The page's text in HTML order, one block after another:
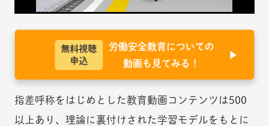
無料視聴
申込
労働安全教育についての
動画も見てみる！
指差呼称をはじめとした教育動画コンテンツは500
以上あり、理論に裏付けされた学習モデルをもとに